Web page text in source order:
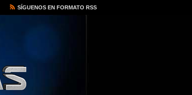
SÍGUENOS EN FORMATO RSS